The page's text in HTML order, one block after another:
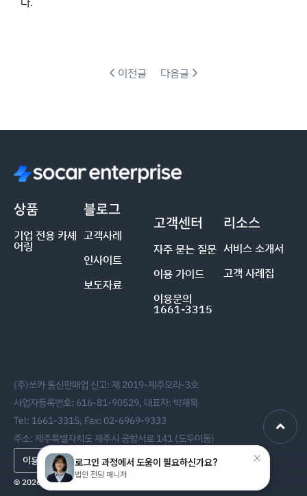
이전글 다음글
상품
기업 전용 카셰
어링
블로그
고객사례
인사이트
보도자료
고객센터
자주 묻는 질문
이용 가이드
이용문의
1661-3315
리소스
서비스 소개서
고객 사례집
(주)쏘카 통신판매업 신고: 제 2019-제주오라-3호
사업자등록번호: 616-81-90529, 대표자: 박재욱
Tel: 1661-3315, Fax: 02-6969-9333
주소: 제주특별자치도 제주시 공항서로 141 (도두이동)
이용약관 개인정보처리방침
© 2026 SOCAR All rights reserved.